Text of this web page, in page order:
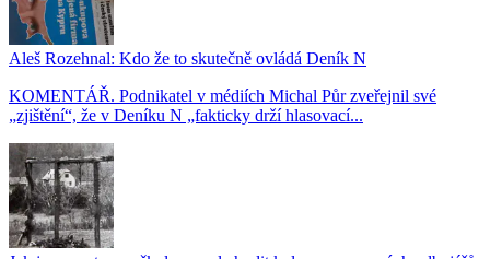
Aleš Rozehnal: Kdo že to skutečně ovládá Deník N
KOMENTÁŘ. Podnikatel v médiích Michal Půr zveřejnil své
„zjištění“, že v Deníku N „fakticky drží hlasovací...